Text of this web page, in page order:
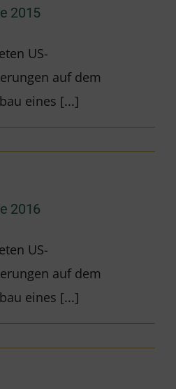
2015
US-
auf dem
eines [...]
2016
US-
auf dem
eines [...]